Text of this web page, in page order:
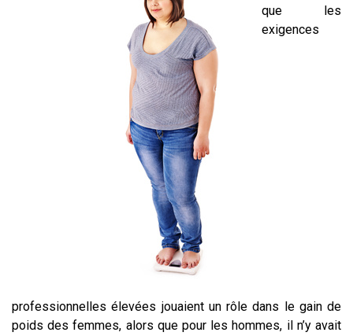
que les
exigences
professionnelles élevées jouaient un rôle dans le gain de
poids des femmes, alors que pour les hommes, il n’y avait